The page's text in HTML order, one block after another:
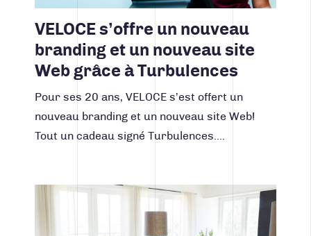
VELOCE s’offre un nouveau
branding et un nouveau site
Web grâce à Turbulences
Pour ses 20 ans, VELOCE s’est offert un
nouveau branding et un nouveau site Web!
Tout un cadeau signé Turbulences.…